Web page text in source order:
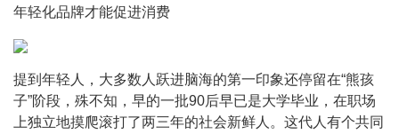
年轻化品牌才能促进消费
提到年轻人，大多数人跃进脑海的第一印象还停留在“熊孩
子”阶段，殊不知，早的一批90后早已是大学毕业，在职场
上独立地摸爬滚打了两三年的社会新鲜人。这代人有个共同